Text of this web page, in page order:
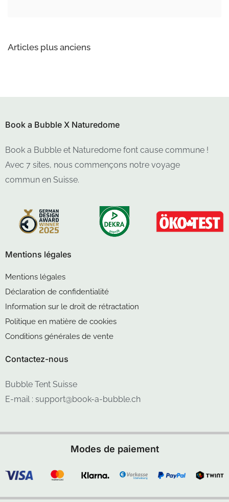
Articles plus anciens
Book a Bubble X Naturedome
Book a Bubble et Naturedome font cause commune !
Avec 7 sites, nous commençons notre voyage
commun en Suisse.
Mentions légales
Mentions légales
Déclaration de confidentialité
Information sur le droit de rétractation
Politique en matière de cookies
Conditions générales de vente
Contactez-nous
Bubble Tent Suisse
E-mail : support@book-a-bubble.ch
Modes de paiement